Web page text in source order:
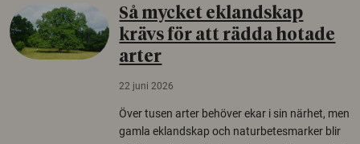
Så mycket eklandskap
krävs för att rädda hotade
arter
22 juni 2026
Över tusen arter behöver ekar i sin närhet, men
gamla eklandskap och naturbetesmarker blir